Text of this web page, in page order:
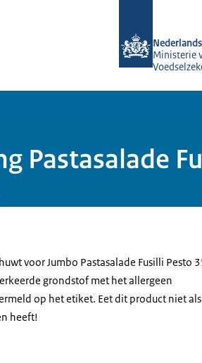
Ministerie
Pastasalade
voor Jumbo Pastasalade Fusilli Pesto
grondstof met het allergeen
op het etiket. Eet dit product niet
heeft!